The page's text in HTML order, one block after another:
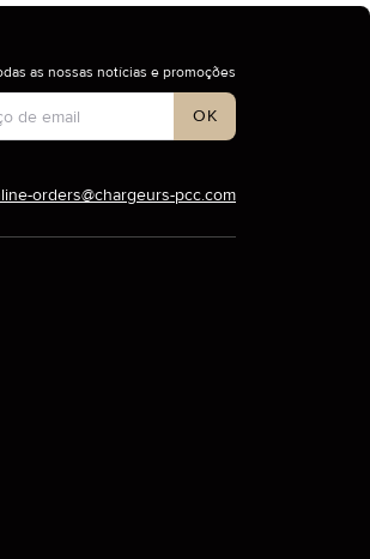
as nossas notícias e promoções
OK
orders@chargeurs-pcc.com